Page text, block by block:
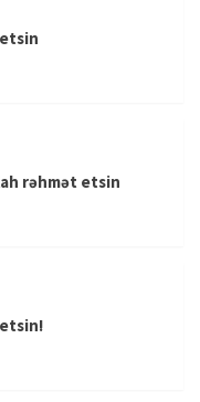
rəhmət etsin